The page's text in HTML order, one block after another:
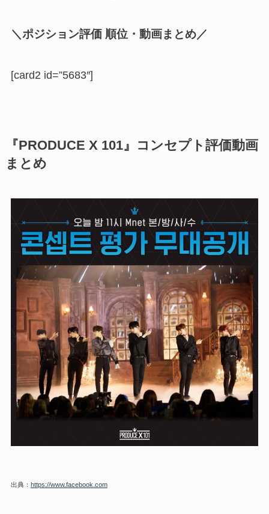
＼ポジション評価 順位・動画まとめ／
[card2 id=”5683″]
『PRODUCE X 101』コンセプト評価動画
まとめ
出典： https://www.facebook.com